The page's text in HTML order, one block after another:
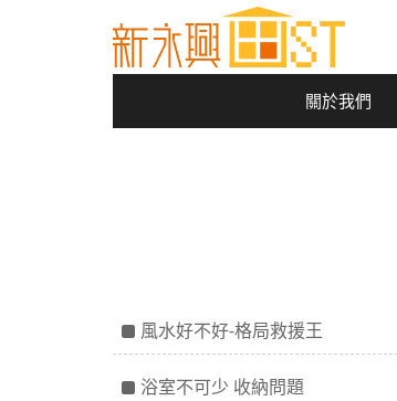
關於我們
風水好不好-格局救援王
浴室不可少 收納問題